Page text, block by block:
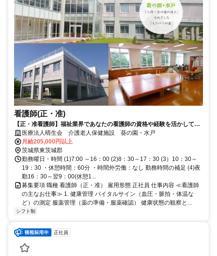
看護師(正・准)
【正・准看護師】福祉業界であなたの看護師の資格や経験を活かしてみ
ませんか！正職員募集！
医療法人晴生会 介護老人保健施設 葵の園・水戸
月給205,000円以上
茨城県東茨城郡
勤務曜日・時間 (1)7:00 ～16：00 (2)8：30～17：30 (3）10：30～
19：30 ・休憩時間：60分 ・時間外労働：なし 勤務時間の補足 (4)夜
勤16：30～翌9：00(休憩1...
募集要項 職種 看護師（正・准） 雇用形態 正社員 仕事内容 ≪看護師
の主なお仕事≫ 1. 健康管理 バイタルサイン（血圧・脈拍・体温な
ど）の測定 服薬管理（薬の準備・服薬確認） 健康状態の観察と...
シフト制
正社員